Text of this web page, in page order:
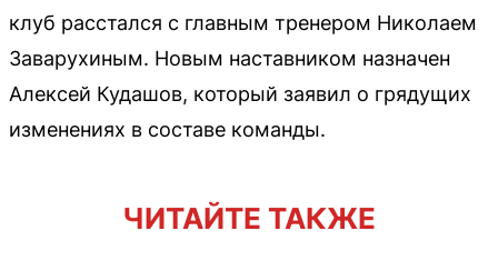
клуб расстался с главным тренером Николаем
Заварухиным. Новым наставником назначен
Алексей Кудашов, который заявил о грядущих
изменениях в составе команды.
ЧИТАЙТЕ ТАКЖЕ